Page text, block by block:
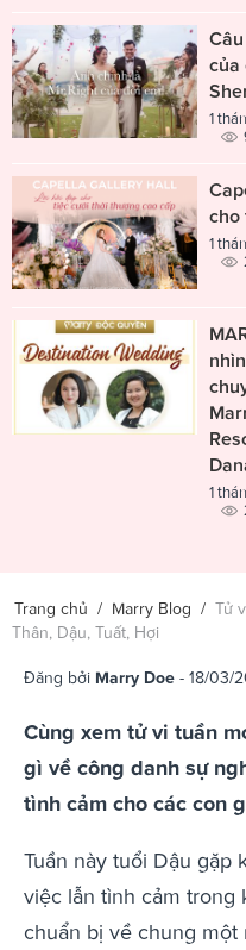
của
1
cho
1
1
Trang chủ / Marry Blog / Tử
Thân, Dậu, Tuất, Hợi
Đăng bởi Marry Doe - 18/03/
Cùng xem tử vi tuần
gì về công danh sự
tình cảm cho các con
Tuần này tuổi Dậu gặp
việc lẫn tình cảm trong
chuẩn bị về chung một